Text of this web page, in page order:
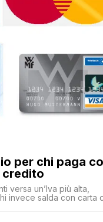
per chi paga
credito
versa un’Iva più alta,
invece salda con carta